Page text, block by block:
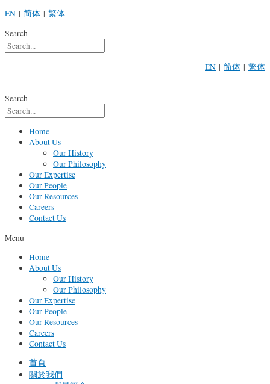
EN | 简体 | 繁体
Search
EN | 简体 | 繁体
Search
Home
About Us
Our History
Our Philosophy
Our Expertise
Our People
Our Resources
Careers
Contact Us
Menu
Home
About Us
Our History
Our Philosophy
Our Expertise
Our People
Our Resources
Careers
Contact Us
首頁
關於我們